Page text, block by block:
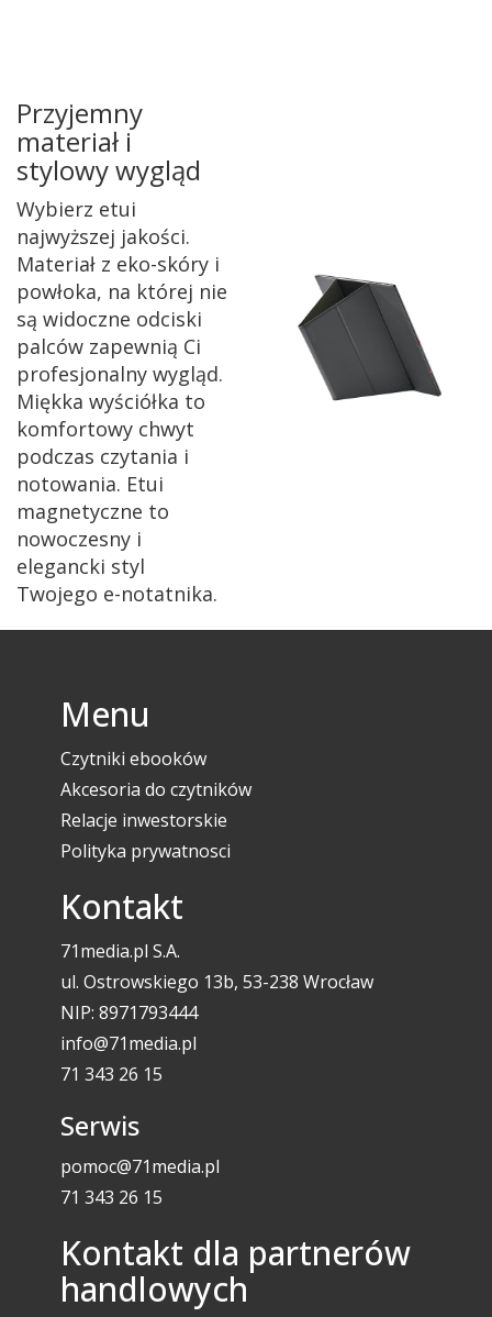
Przyjemny
materiał i
stylowy wygląd
Wybierz etui
najwyższej jakości.
Materiał z eko-skóry i
powłoka, na której nie
są widoczne odciski
palców zapewnią Ci
profesjonalny wygląd.
Miękka wyściółka to
komfortowy chwyt
podczas czytania i
notowania. Etui
magnetyczne to
nowoczesny i
elegancki styl
Twojego e-notatnika.
Menu
Czytniki ebooków
Akcesoria do czytników
Relacje inwestorskie
Polityka prywatnosci
Kontakt
71media.pl S.A.
ul. Ostrowskiego 13b, 53-238 Wrocław
NIP: 8971793444
info@71media.pl
71 343 26 15
Serwis
pomoc@71media.pl
71 343 26 15
Kontakt dla partnerów
handlowych